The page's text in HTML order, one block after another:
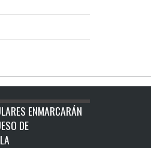
ENMARCARÁN
DE